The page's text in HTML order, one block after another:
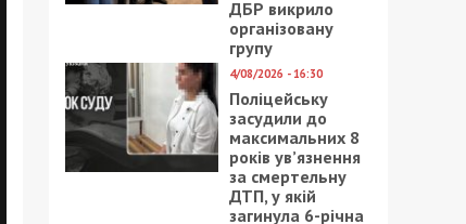
ДБР викрило
організовану
групу
4/08/2026 - 16:30
Поліцейську
засудили до
максимальних 8
років ув’язнення
за смертельну
ДТП, у якій
загинула 6-річна